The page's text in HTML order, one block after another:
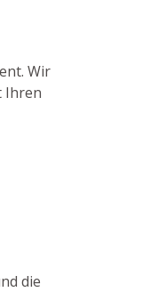
Wir
Ihren
die